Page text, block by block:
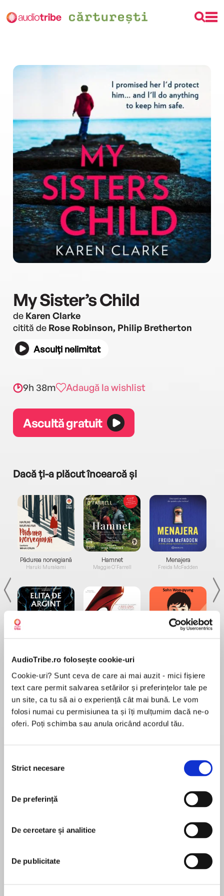
AudioTribe.ro folosește cookie-uri
Cookie-uri? Sunt ceva de care ai mai auzit - mici fișiere
text care permit salvarea setărilor și preferințelor tale pe
un site, ca tu să ai o experiență cât mai bună. Le vom
folosi numai cu permisiunea ta și îți mulțumim dacă ne-o
oferi. Poți schimba sau anula oricând acordul tău.
consimțământului
Strict necesare
De preferință
De cercetare și analitice
De publicitate
My Sister’s Child
de Karen Clarke
citită de Rose Robinson, Philip Bretherton
Asculți nelimitat
9h 38m Adaugă la wishlist
Ascultă gratuit
Dacă ți-a plăcut încearcă și
Pădurea norvegiană
Haruki Murakami
de...
Dani Francis
Hamnet
Maggie O'Farrell
la...
Lauren Weisberger
Menajera
Freida McFadden
Desprecarte
novel!’ NetGalley Reviewer, ⭐⭐⭐⭐⭐
I promised her I'd protect him… and I'll do
În acest moment nu există recenzii
Karen Clarke